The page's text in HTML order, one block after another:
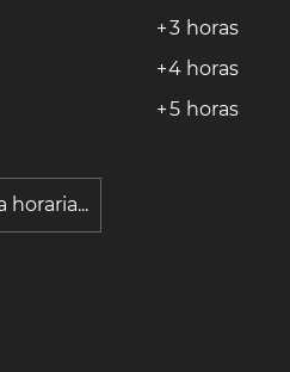
+3 horas
+4 horas
+5 horas
horaria...